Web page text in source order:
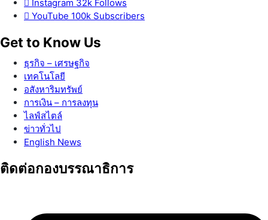
Instagram 32k Follows
YouTube 100k Subscribers
Get to Know Us
ธุรกิจ – เศรษฐกิจ
เทคโนโลยี
อสังหาริมทรัพย์
การเงิน – การลงทุน
ไลฟ์สไตล์
ข่าวทั่วไป
English News
ติดต่อกองบรรณาธิการ